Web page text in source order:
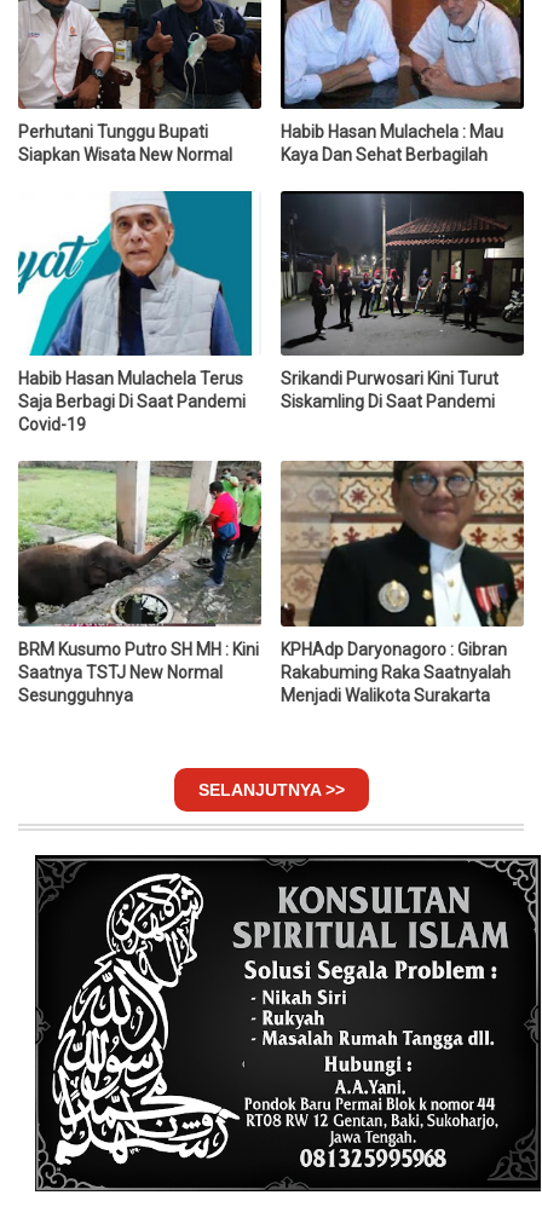
Perhutani Tunggu Bupati
Siapkan Wisata New Normal
Habib Hasan Mulachela : Mau
Kaya Dan Sehat Berbagilah
Habib Hasan Mulachela Terus
Saja Berbagi Di Saat Pandemi
Covid-19
Srikandi Purwosari Kini Turut
Siskamling Di Saat Pandemi
BRM Kusumo Putro SH MH : Kini
Saatnya TSTJ New Normal
Sesungguhnya
KPHAdp Daryonagoro : Gibran
Rakabuming Raka Saatnyalah
Menjadi Walikota Surakarta
SELANJUTNYA >>